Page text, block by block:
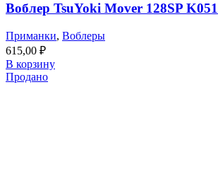
Воблер TsuYoki Mover 128SP K051
Приманки, Воблеры
615,00 ₽
В корзину
Продано